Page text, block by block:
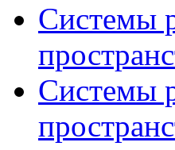
Системы
Системы